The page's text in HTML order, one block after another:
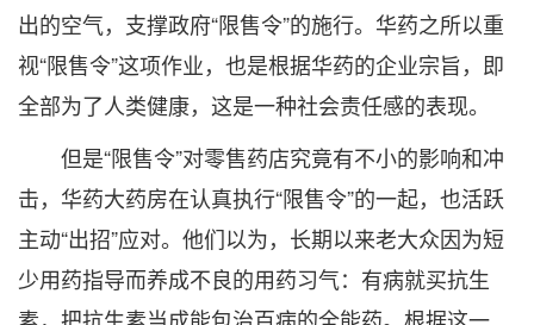
出的空气，支撑政府“限售令”的施行。华药之所以重
视“限售令”这项作业，也是根据华药的企业宗旨，即
全部为了人类健康，这是一种社会责任感的表现。
但是“限售令”对零售药店究竟有不小的影响和冲
击，华药大药房在认真执行“限售令”的一起，也活跃
主动“出招”应对。他们以为，长期以来老大众因为短
少用药指导而养成不良的用药习气：有病就买抗生